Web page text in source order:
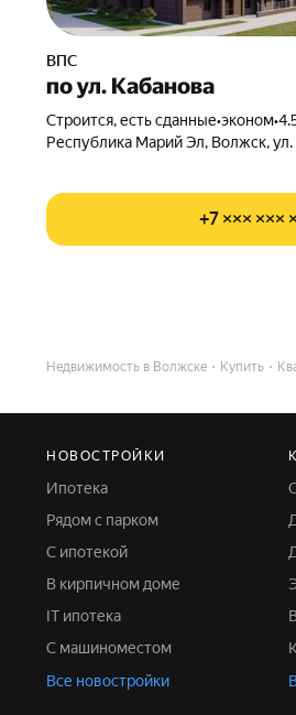
ВПС
по ул. Кабанова
Строится, есть сданные•эконом•
Республика Марий Эл, Волжск,
+7 ××× ×××
Недвижимость в Волжске Купить
НОВОСТРОЙКИ
Ипотека
Рядом с парком
С ипотекой
В кирпичном доме
IT ипотека
С машиноместом
Все новостройки